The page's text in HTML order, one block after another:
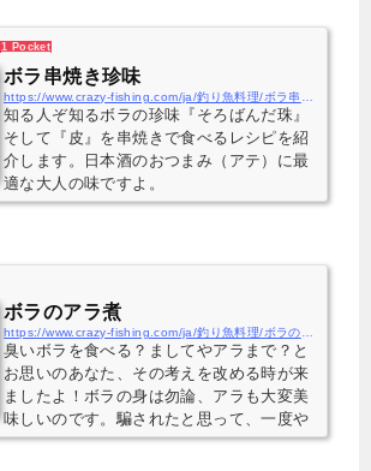
1 Pocket
ボラ串焼き珍味
知る人ぞ知るボラの珍味『そろばんだ珠』
そして『皮』を串焼きで食べるレシピを紹
介します。日本酒のおつまみ（アテ）に最
適な大人の味ですよ。
ボラのアラ煮
臭いボラを食べる？ましてやアラまで？と
お思いのあなた、その考えを改める時が来
ましたよ！ボラの身は勿論、アラも大変美
味しいのです。騙されたと思って、一度や
ってみて！